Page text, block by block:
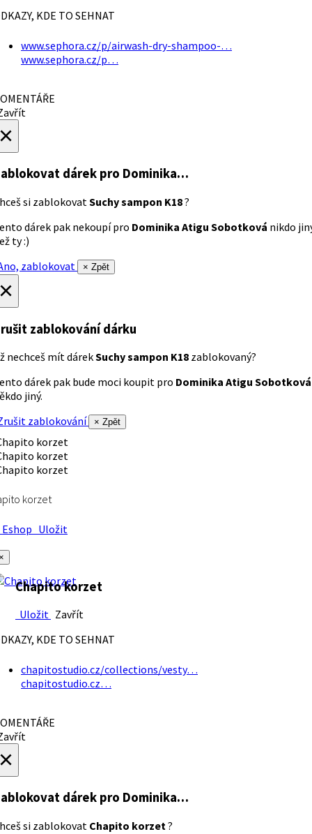
KDE TO SEHNAT
www.sephora.cz/p/airwash-dry-shampoo-…
www.sephora.cz/p…
dárek pro Dominika…
si zablokovatSuchy sampon K18?
dárek pak nekoupí pro Dominika Atigu Sobotková nikdo
ty :)
zablokovat
× Zpět
zablokování dárku
nechceš mít dárekSuchy sampon K18 zablokovaný?
dárek pak bude moci koupit pro Dominika Atigu Sobotková
jiný.
zablokování
× Zpět
korzet
Uložit
Chapito korzet
Uložit Zavřít
KDE TO SEHNAT
chapitostudio.cz/collections/vesty…
chapitostudio.cz…
dárek pro Dominika…
si zablokovat Chapito korzet?